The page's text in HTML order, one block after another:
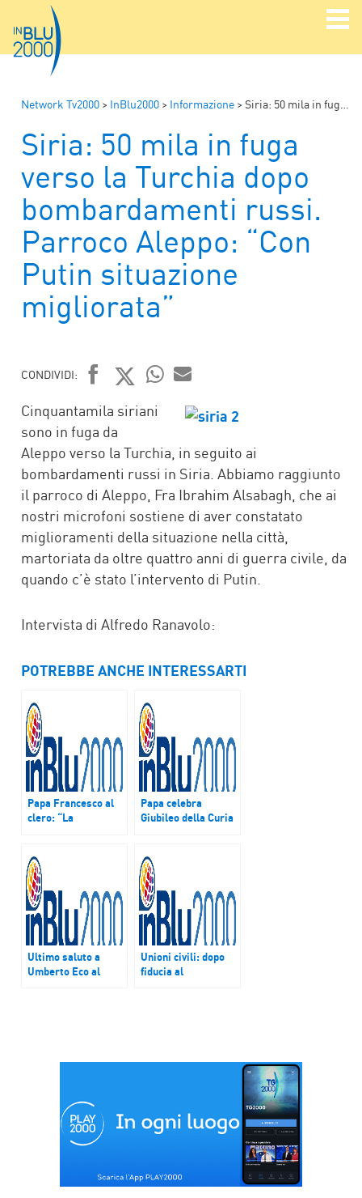
Network Tv2000 > InBlu2000 > Informazione > Siria: 50 mila in fuga verso la Turchia dopo bombardamenti russi. Parroco Aleppo: “Con Putin situazione migliorata”
Siria: 50 mila in fuga
verso la Turchia dopo
bombardamenti russi.
Parroco Aleppo: “Con
Putin situazione
migliorata”
CONDIVIDI:
FACEBOOK
TWITTER
WHATSAPP
MAIL
Cinquantamila siriani
sono in fuga da
Aleppo verso la Turchia, in seguito ai
bombardamenti russi in Siria. Abbiamo raggiunto
il parroco di Aleppo, Fra Ibrahim Alsabagh, che ai
nostri microfoni sostiene di aver constatato
miglioramenti della situazione nella città,
martoriata da oltre quattro anni di guerra civile, da
quando c’è stato l’intervento di Putin.
Intervista di Alfredo Ranavolo:
POTREBBE ANCHE INTERESSARTI
Papa Francesco al
clero: “La
Papa celebra
Giubileo della Curia
Ultimo saluto a
Umberto Eco al
Unioni civili: dopo
fiducia al